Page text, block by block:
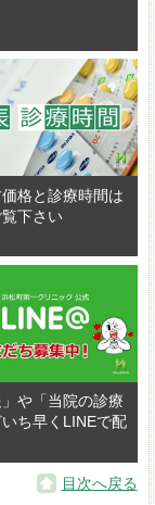
格と診療時間は
下さい
」や「当院の診療
ち早くLINEで配
目次へ戻る